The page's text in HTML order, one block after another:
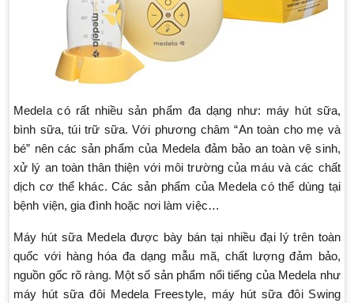
Medela có rất nhiều sản phẩm đa dạng như: máy hút sữa,
bình sữa, túi trữ sữa. Với phương châm “An toàn cho mẹ và
bé” nên các sản phẩm của Medela đảm bảo an toàn vệ sinh,
xử lý an toàn thân thiện với môi trường của máu và các chất
dịch cơ thể khác. Các sản phẩm của Medela có thể dùng tại
bệnh viện, gia đình hoặc nơi làm việc…
Máy hút sữa Medela được bày bán tại nhiều đại lý trên toàn
quốc với hàng hóa đa dạng mẫu mã, chất lượng đảm bảo,
nguồn gốc rõ ràng. Một số sản phẩm nổi tiếng của Medela như
máy hút sữa đôi Medela Freestyle, máy hút sữa đôi Swing